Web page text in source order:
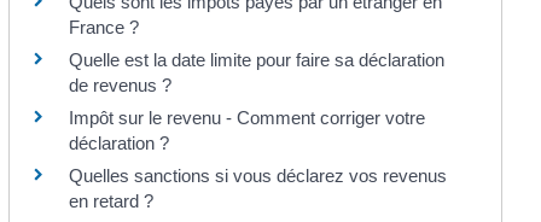
France ?
Quelle est la date limite pour faire sa déclaration
de revenus ?
Impôt sur le revenu - Comment corriger votre
déclaration ?
Quelles sanctions si vous déclarez vos revenus
en retard ?